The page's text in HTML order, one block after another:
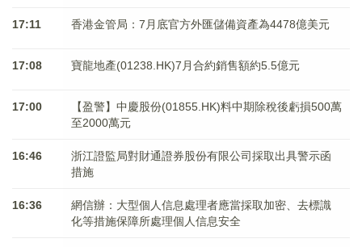
17:11 香港金管局：7月底官方外匯儲備資產為4478億美元
17:08 寶龍地產(01238.HK)7月合約銷售額約5.5億元
17:00
【盈警】中慶股份(01855.HK)料中期除稅後虧損500萬
至2000萬元
16:46
浙江證監局對財通證券股份有限公司採取出具警示函
措施
16:36
網信辦：大型個人信息處理者應當採取加密、去標識
化等措施保障所處理個人信息安全